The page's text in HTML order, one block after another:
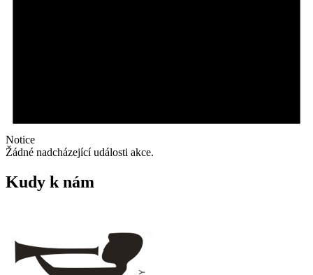
Notice
Žádné nadcházející události akce.
Kudy k nám